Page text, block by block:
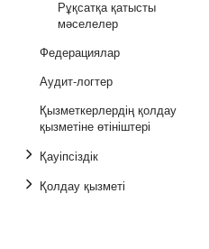
Рұқсатқа қатысты
мәселелер
Федерациялар
Аудит-логтер
Қызметкерлердің қолдау
қызметіне өтініштері
Қауіпсіздік
Қолдау қызметі